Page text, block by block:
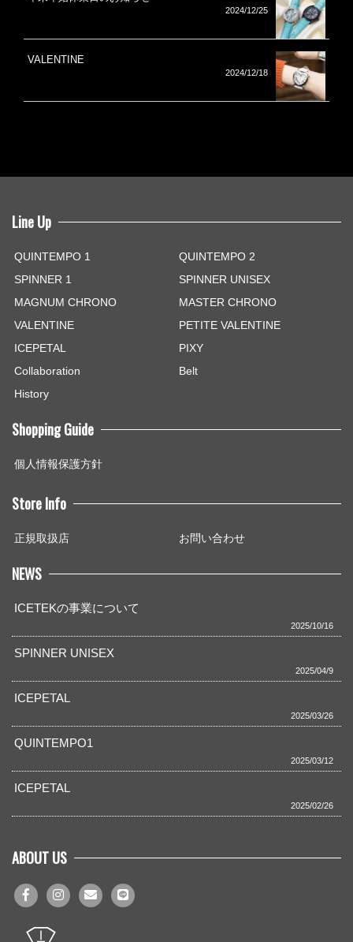
2024/12/25
VALENTINE
2024/12/18
Line Up
QUINTEMPO 1
QUINTEMPO 2
SPINNER 1
SPINNER UNISEX
MAGNUM CHRONO
MASTER CHRONO
VALENTINE
PETITE VALENTINE
ICEPETAL
PIXY
Collaboration
Belt
History
Shopping Guide
個人情報保護方針
Store Info
正規取扱店 お問い合わせ
NEWS
ICETEKの事業について
2025/10/16
SPINNER UNISEX
2025/04/9
ICEPETAL
2025/03/26
QUINTEMPO1
2025/03/12
ICEPETAL
2025/02/26
ABOUT US